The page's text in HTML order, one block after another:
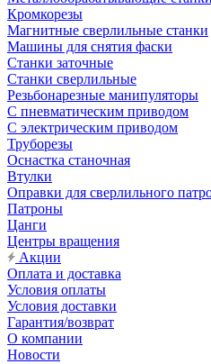
Кромкорезы
Магнитные сверлильные станки
Машины для снятия фаски
Станки заточные
Станки сверлильные
Резьбонарезные манипуляторы
С пневматическим приводом
С электрическим приводом
Труборезы
Оснастка станочная
Втулки
Оправки для сверлильного
Патроны
Цанги
Центры вращения
Акции
Оплата и доставка
Условия оплаты
Условия доставки
Гарантия/возврат
О компании
Новости